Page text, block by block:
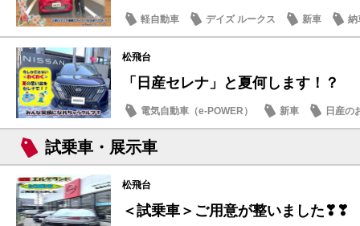
軽自動車 デイズ ルークス 新車 納
松飛台
「日産セレナ」と夏何します！？
電気自動車（e-POWER） 新車 日産の
試乗車・展示車
松飛台
＜試乗車＞ご用意が整いました❣❣